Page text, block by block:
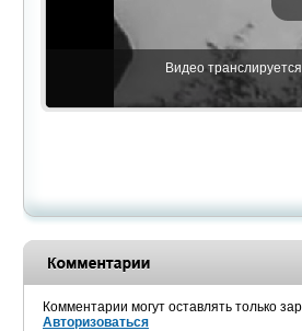
Видео
Комментарии могут оставлять только
Авторизоваться